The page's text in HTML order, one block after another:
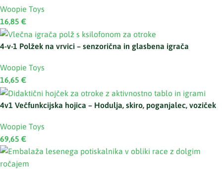
Woopie Toys
16,85 €
4-v-1 Polžek na vrvici – senzorična in glasbena igrača
Woopie Toys
16,65 €
4v1 Večfunkcijska hojica – Hodulja, skiro, poganjalec, voziček
Woopie Toys
69,65 €